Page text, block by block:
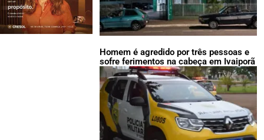
Homem é agredido por três pessoas e
sofre ferimentos na cabeça em Ivaiporã